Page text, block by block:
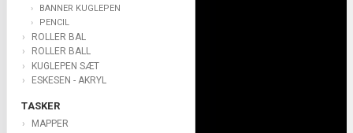
BANNER KUGLEPEN
PENCIL
ROLLER BAL
ROLLER BALL
KUGLEPEN SÆT
ESKESEN - AKRYL
TASKER
MAPPER